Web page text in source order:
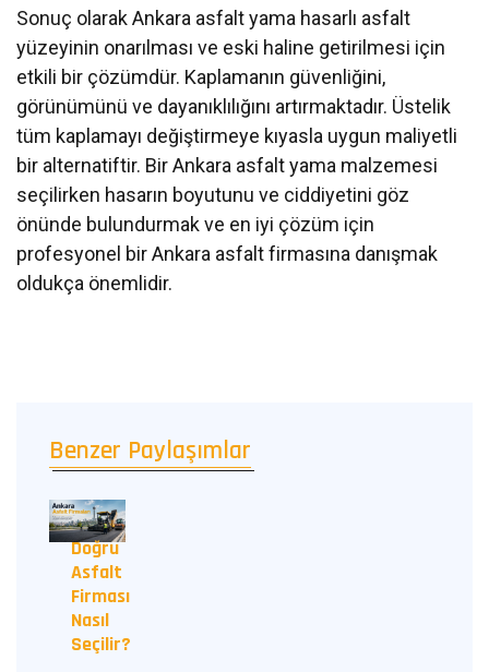
Benzer Paylaşımlar
Doğru
Asfalt
Firması
Nasıl
Seçilir?
Sonuç olarak Ankara asfalt yama hasarlı asfalt
yüzeyinin onarılması ve eski haline getirilmesi için
etkili bir çözümdür. Kaplamanın güvenliğini,
görünümünü ve dayanıklılığını artırmaktadır. Üstelik
tüm kaplamayı değiştirmeye kıyasla uygun maliyetli
bir alternatiftir. Bir Ankara asfalt yama malzemesi
seçilirken hasarın boyutunu ve ciddiyetini göz
önünde bulundurmak ve en iyi çözüm için
profesyonel bir Ankara asfalt firmasına danışmak
oldukça önemlidir.